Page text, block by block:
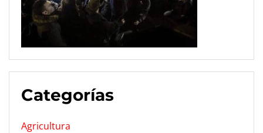
Categorías
Agricultura